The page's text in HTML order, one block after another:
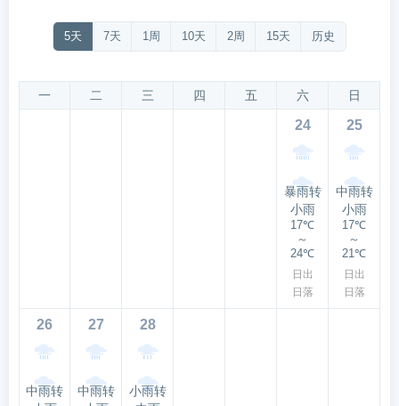
5天 7天 1周 10天 2周 15天 历史
一 二 三 四 五 六 日
24
暴雨转
小雨
17℃
～
24℃
日出
日落
25
中雨转
小雨
17℃
～
21℃
日出
日落
26
中雨转
27
中雨转
28
小雨转